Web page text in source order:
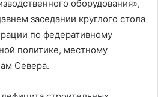
оборудования»,
заседании круглого стола
по федеративному
политике, местному
Севера.